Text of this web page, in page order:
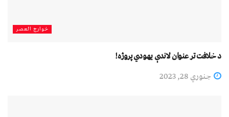
خوارج العصر
د خلافت تر عنوان لاندې یهودي پروژه!
جنوري 28, 2023